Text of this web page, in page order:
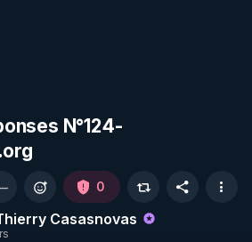
N°124-
Casasnovas
0